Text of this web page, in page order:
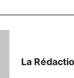
La